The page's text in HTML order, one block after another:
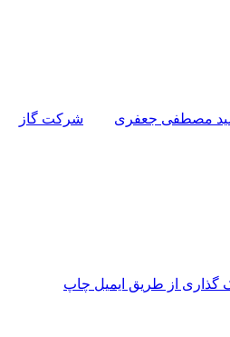
مصطفی جعفری شرکت گاز‌
گذاری از طریق ایمیل چاپ